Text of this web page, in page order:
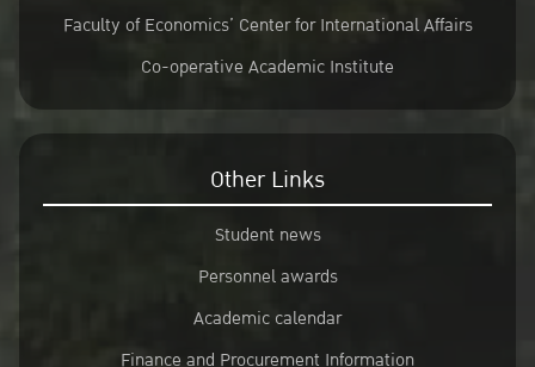
Faculty of Economics’ Center for International Affairs
Co-operative Academic Institute
Other Links
Student news
Personnel awards
Academic calendar
Finance and Procurement Information